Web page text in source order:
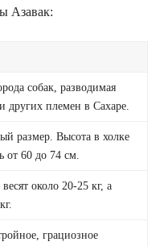
Азавак:
собак, разводимая
других племен в Сахаре.
размер. Высота в холке
от 60 до 74 см.
около 20-25 кг, а
грациозное